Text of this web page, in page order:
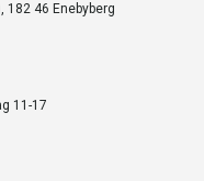
182 46 Enebyberg
11-17